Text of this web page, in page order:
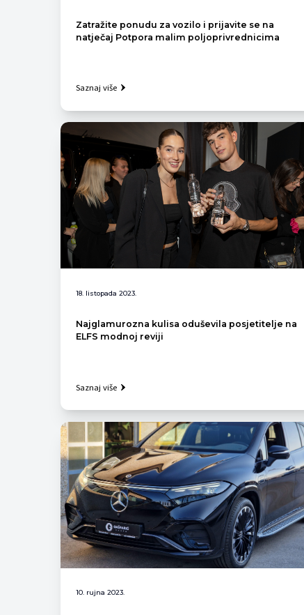
Zatražite ponudu za vozilo i prijavite se na
natječaj Potpora malim poljoprivrednicima
Saznaj više
18. listopada 2023.
Najglamurozna kulisa oduševila posjetitelje na
ELFS modnoj reviji
Saznaj više
10. rujna 2023.